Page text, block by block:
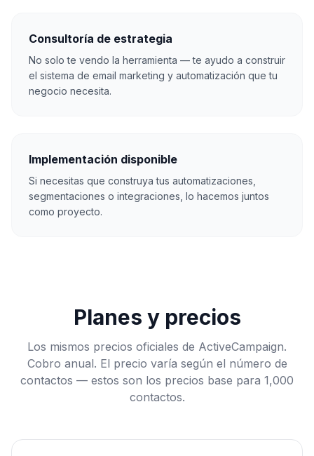
Consultoría de estrategia
No solo te vendo la herramienta — te ayudo a construir
el sistema de email marketing y automatización que tu
negocio necesita.
Implementación disponible
Si necesitas que construya tus automatizaciones,
segmentaciones o integraciones, lo hacemos juntos
como proyecto.
Planes y precios
Los mismos precios oficiales de ActiveCampaign.
Cobro anual. El precio varía según el número de
contactos — estos son los precios base para 1,000
contactos.